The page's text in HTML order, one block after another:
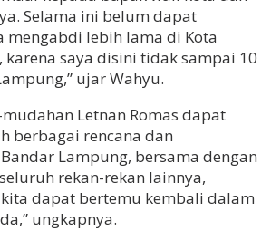
Selama ini belum dapat
mengabdi lebih lama di Kota
karena saya disini tidak sampai 10
ujar Wahyu.
Letnan Romas dapat
berbagai rencana dan
Lampung, bersama dengan
rekan-rekan lainnya,
dapat bertemu kembali dalam
ungkapnya.